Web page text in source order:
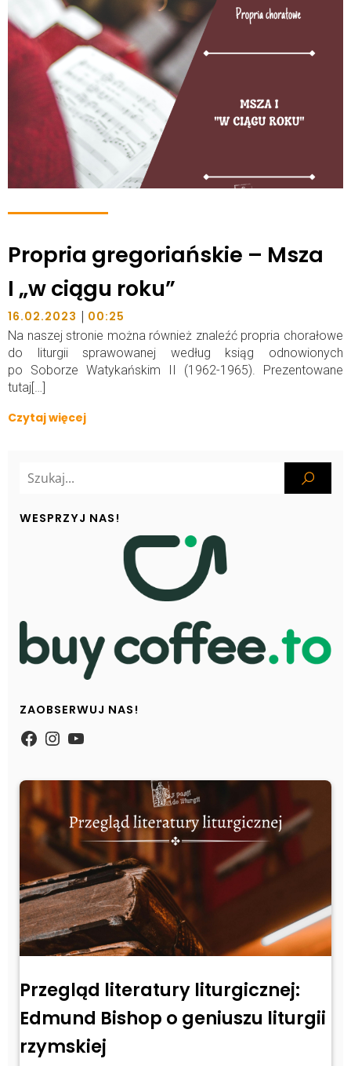
Propria gregoriańskie – Msza
I „w ciągu roku”
16.02.2023 | 00:25
Na naszej stronie można również znaleźć propria chorałowe
do liturgii sprawowanej według ksiąg odnowionych
po Soborze Watykańskim II (1962-1965). Prezentowane
tutaj[…]
Czytaj więcej
WESPRZYJ NAS!
ZAOBSERWUJ NAS!
https://www.facebook.com/
Instagram
YouTube
Przegląd literatury liturgicznej:
Edmund Bishop o geniuszu liturgii
rzymskiej